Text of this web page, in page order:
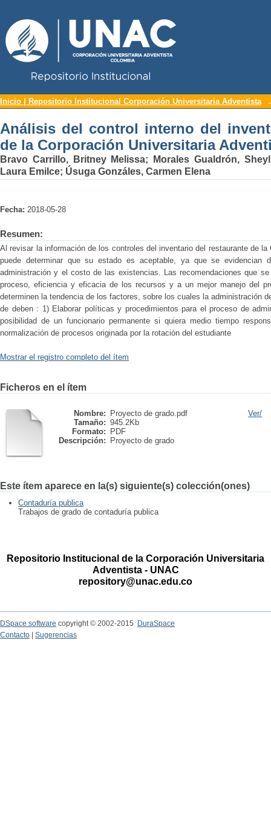
Análisis del control interno del
Universitaria Adventista
Inicio | Repositorio Institucional Corporación Universitaria Adventista
Análisis del control interno del
de la Corporación Universitaria
Bravo Carrillo, Britney Melissa;
Morales Gualdrón,
Laura Emilce; Úsuga Gonzáles, Carmen Elena
Fecha: 2018-05-28
Resumen:
Al revisar la información de los controles del inventario del restaurante de
puede determinar que su estado es aceptable, ya que se evidencian
administración y el costo de las existencias. Las recomendaciones que
proceso, eficiencia y eficacia de los recursos y a un mejor manejo del
determinen la tendencia de los factores, sobre los cuales la administración
de deben : 1) Elaborar políticas y procedimientos para el proceso de
posibilidad de un funcionario permanente si quiera medio tiempo
normalización de procesos originada por la rotación del estudiante
Mostrar el registro completo del ítem
Ficheros en el ítem
Nombre:
Proyecto de grado.pdf
Tamaño: 945.2Kb
Formato:
PDF
Descripción:
Proyecto de grado
Ver/
Este ítem aparece en la(s) siguiente(s) colección(ones)
Contaduría publica
Trabajos de grado de contaduría publica
Repositorio Institucional de la Corporación Universitaria
Adventista - UNAC
repository@unac.edu.co
DSpace software copyright © 2002-2015
DuraSpace
Contacto
Sugerencias